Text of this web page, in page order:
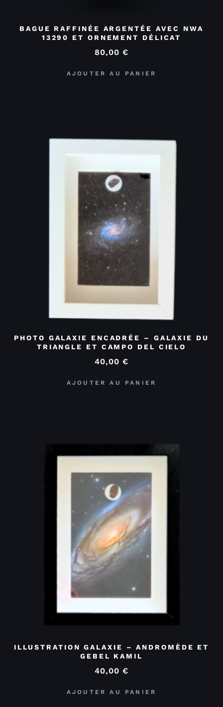
BAGUE RAFFINÉE ARGENTÉE AVEC NWA
13290 ET ORNEMENT DÉLICAT
80,00 €
AJOUTER AU PANIER
PHOTO GALAXIE ENCADRÉE – GALAXIE DU
TRIANGLE ET CAMPO DEL CIELO
40,00 €
AJOUTER AU PANIER
ILLUSTRATION GALAXIE – ANDROMÈDE ET
GEBEL KAMIL
40,00 €
AJOUTER AU PANIER